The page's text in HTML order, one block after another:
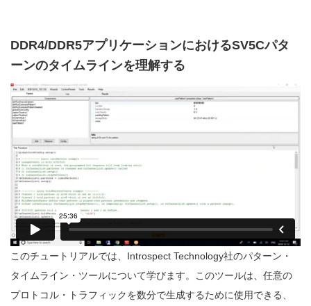
DDR4/DDR5アプリケーションにおけるSV5Cパタ
ーンのタイムラインを理解する
このチュートリアルでは、Introspect Technology社のパターン・
タイムライン・ツールについて学びます。このツールは、任意の
プロトコル・トラフィックを数分で生成するために使用できる、